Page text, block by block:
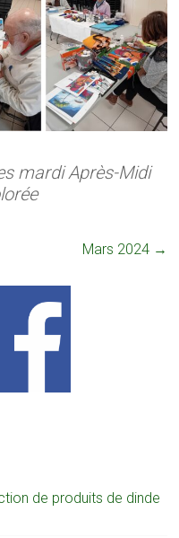
mardi Après-Midi
Mars 2024 →
de produits de dinde